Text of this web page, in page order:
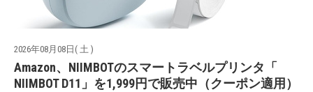
2026年08月08日( 土 )
Amazon、NIIMBOTのスマートラベルプリンタ「
NIIMBOT D11」を1,999円で販売中（クーポン適用）